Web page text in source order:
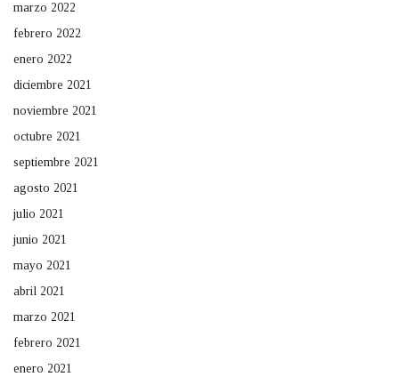
marzo 2022
febrero 2022
enero 2022
diciembre 2021
noviembre 2021
octubre 2021
septiembre 2021
agosto 2021
julio 2021
junio 2021
mayo 2021
abril 2021
marzo 2021
febrero 2021
enero 2021